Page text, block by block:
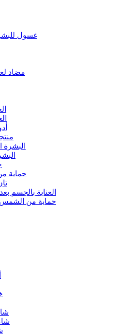
غسول
مضاد
البشرة
حماية
العناية بالجسم
حماية من الشمس